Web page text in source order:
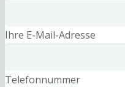
Ihre E-Mail-Adresse
Telefonnummer